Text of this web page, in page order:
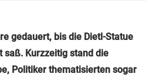
gedauert, bis die Dietl-Statue
saß. Kurzzeitig stand die
Politiker thematisierten sogar